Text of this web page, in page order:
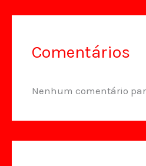
Comentários
Nenhum comentário